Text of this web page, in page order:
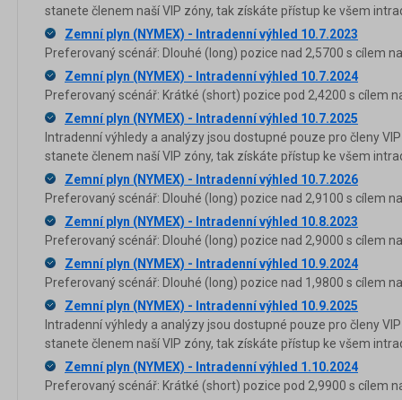
stanete členem naší VIP zóny, tak získáte přístup ke všem
Zemní plyn (NYMEX) - Intradenní výhled 10.7.2023
Preferovaný scénář: Dlouhé (long) pozice nad 2,5700 s cílem
Zemní plyn (NYMEX) - Intradenní výhled 10.7.2024
Preferovaný scénář: Krátké (short) pozice pod 2,4200 s cílem
Zemní plyn (NYMEX) - Intradenní výhled 10.7.2025
Intradenní výhledy a analýzy jsou dostupné pouze pro členy
stanete členem naší VIP zóny, tak získáte přístup ke všem
Zemní plyn (NYMEX) - Intradenní výhled 10.7.2026
Preferovaný scénář: Dlouhé (long) pozice nad 2,9100 s cílem
Zemní plyn (NYMEX) - Intradenní výhled 10.8.2023
Preferovaný scénář: Dlouhé (long) pozice nad 2,9000 s cílem
Zemní plyn (NYMEX) - Intradenní výhled 10.9.2024
Preferovaný scénář: Dlouhé (long) pozice nad 1,9800 s cílem
Zemní plyn (NYMEX) - Intradenní výhled 10.9.2025
Intradenní výhledy a analýzy jsou dostupné pouze pro členy
stanete členem naší VIP zóny, tak získáte přístup ke všem
Zemní plyn (NYMEX) - Intradenní výhled 1.10.2024
Preferovaný scénář: Krátké (short) pozice pod 2,9900 s cílem